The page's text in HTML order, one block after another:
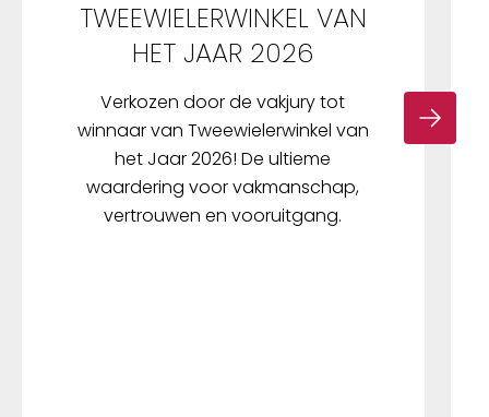
TWEEWIELERWINKEL VAN
HET JAAR 2026
Verkozen door de vakjury tot
winnaar van Tweewielerwinkel van
het Jaar 2026! De ultieme
waardering voor vakmanschap,
vertrouwen en vooruitgang.